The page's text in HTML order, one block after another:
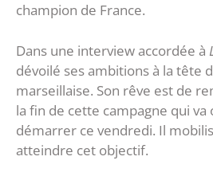
champion de France.
Dans une interview accordée à
dévoilé ses ambitions à la tête
marseillaise. Son rêve est de
la fin de cette campagne qui
démarrer ce vendredi. Il
atteindre cet objectif.